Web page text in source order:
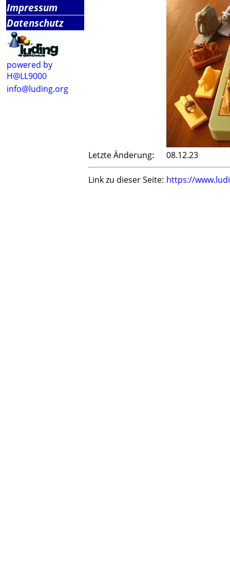
Impressum
Datenschutz
powered by
H@LL9000
info@luding.org
Letzte Änderung: 08.12.23
Link zu dieser Seite: https://